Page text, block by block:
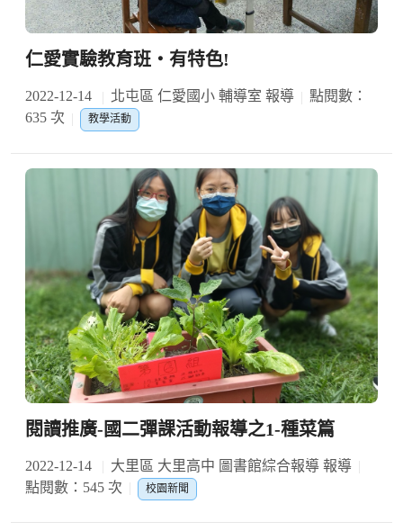
仁愛實驗教育班‧有特色!
2022-12-14 北屯區 仁愛國小 輔導室 報導
點閱數：
635 次
教學活動
閱讀推廣-國二彈課活動報導之1-種菜篇
2022-12-14
大里區 大里高中 圖書館綜合報導 報導
點閱數：545 次
校園新聞